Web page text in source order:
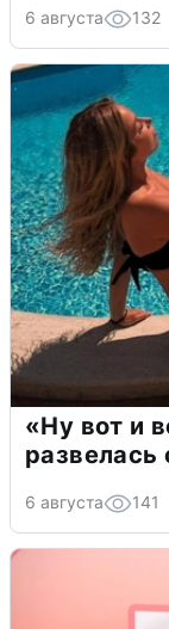
6 августа 132
«Ну вот и
6 августа 141